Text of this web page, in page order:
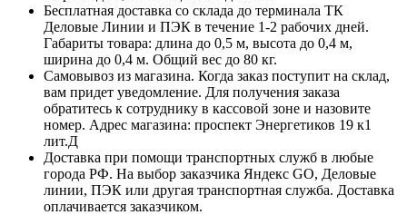
Бесплатная доставка со склада до терминала ТК
Деловые Линии и ПЭК в течение 1-2 рабочих дней.
Габариты товара: длина до 0,5 м, высота до 0,4 м,
ширина до 0,4 м. Общий вес до 80 кг.
Самовывоз из магазина. Когда заказ поступит на склад,
вам придет уведомление. Для получения заказа
обратитесь к сотруднику в кассовой зоне и назовите
номер. Адрес магазина: проспект Энергетиков 19 к1
лит.Д
Доставка при помощи транспортных служб в любые
города РФ. На выбор заказчика Яндекс GO, Деловые
линии, ПЭК или другая транспортная служба. Доставка
оплачивается заказчиком.